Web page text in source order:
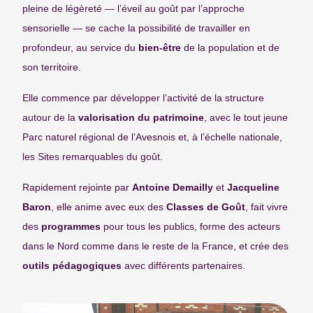
pleine de légèreté — l’éveil au goût par l’approche
sensorielle — se cache la possibilité de travailler en
profondeur, au service du bien-être de la population et de
son territoire.
Elle commence par développer l’activité de la structure
autour de la valorisation du patrimoine , avec le tout jeune
Parc naturel régional de l’Avesnois et, à l’échelle nationale,
les Sites remarquables du goût.
Rapidement rejointe par Antoine Demailly et Jacqueline
Baron , elle anime avec eux des Classes de Goût , fait vivre
des programmes pour tous les publics, forme des acteurs
dans le Nord comme dans le reste de la France, et crée des
outils pédagogiques avec différents partenaires.